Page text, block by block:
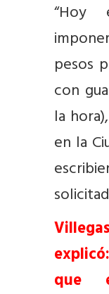
“Hoy
pesos
con
la
en la
que